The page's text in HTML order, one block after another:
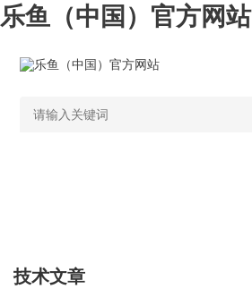
乐鱼（中国）官方网站
技术文章